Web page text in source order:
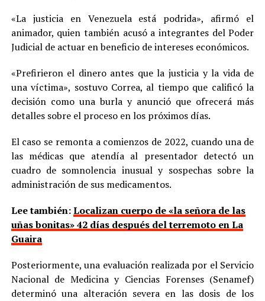
«La justicia en Venezuela está podrida», afirmó el
animador, quien también acusó a integrantes del Poder
Judicial de actuar en beneficio de intereses económicos.
«Prefirieron el dinero antes que la justicia y la vida de
una víctima», sostuvo Correa, al tiempo que calificó la
decisión como una burla y anunció que ofrecerá más
detalles sobre el proceso en los próximos días.
El caso se remonta a comienzos de 2022, cuando una de
las médicas que atendía al presentador detectó un
cuadro de somnolencia inusual y sospechas sobre la
administración de sus medicamentos.
Lee también:Localizan cuerpo de «la señora de las
uñas bonitas» 42 días después del terremoto en La
Guaira
Posteriormente, una evaluación realizada por el Servicio
Nacional de Medicina y Ciencias Forenses (Senamef)
determinó una alteración severa en las dosis de los